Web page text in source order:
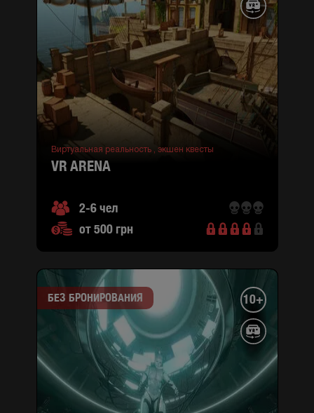
Виртуальная реальность , экшен квесты
VR ARENA
2-6 чел
от 500 грн
БЕЗ БРОНИРОВАНИЯ 10+